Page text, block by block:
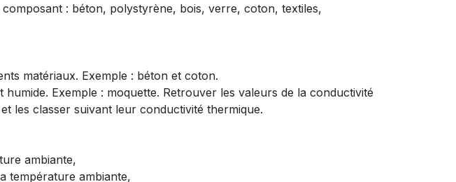
: béton, polystyrène, bois, verre, coton, textiles,
matériaux. Exemple : béton et coton.
Exemple : moquette. Retrouver les valeurs de la conductivité
les classer suivant leur conductivité thermique.
ambiante,
température ambiante,